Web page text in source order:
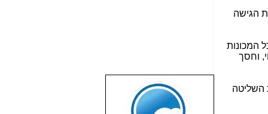
הגישה
המכונות
וחסך
השליטה
שבוע טוב לכל
הגולשים באשר